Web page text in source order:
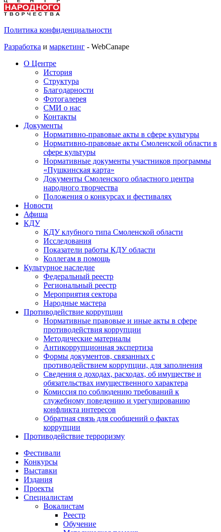
Политика конфиденциальности
Разработка и маркетинг - WebCanape
О Центре
История
Структура
Благодарности
Фотогалерея
СМИ о нас
Контакты
Документы
Нормативно-правовые акты в сфере культуры
Нормативно-правовые акты Смоленской области в
сфере культуры
Нормативные документы участников программы
«Пушкинская карта»
Документы Смоленского областного центра
народного творчества
Положения о конкурсах и фестивалях
Новости
Афиша
КДУ
КДУ клубного типа Смоленской области
Исследования
Показатели работы КДУ области
Коллегам в помощь
Культурное наследие
Федеральный реестр
Региональный реестр
Мероприятия сектора
Народные мастера
Противодействие коррупции
Нормативные правовые и иные акты в сфере
противодействия коррупции
Методические материалы
Антикоррупционная экспертиза
Формы документов, связанных с
противодействием коррупции, для заполнения
Сведения о доходах, расходах, об имуществе и
обязательствах имущественного характера
Комиссия по соблюдению требований к
служебному поведению и урегулированию
конфликта интересов
Обратная связь для сообщений о фактах
коррупции
Противодействие терроризму
Фестивали
Конкурсы
Выставки
Издания
Проекты
Специалистам
Вокалистам
Реестр
Обучение